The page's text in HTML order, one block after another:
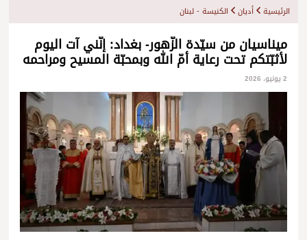
الرئيسية أديان الكنيسة - لبنان
ميناسيان من سيّدة الزّهور- بغداد: إنّني آت اليوم
لأثبّتكم تحت رعاية أمّ الله وبمحبّة المسيح ومراحمه
2 يونيو، 2026